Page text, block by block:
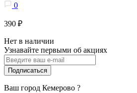
0
390 ₽
Нет в наличии
Узнавайте первыми об акциях
Подписаться
Ваш город Кемерово ?